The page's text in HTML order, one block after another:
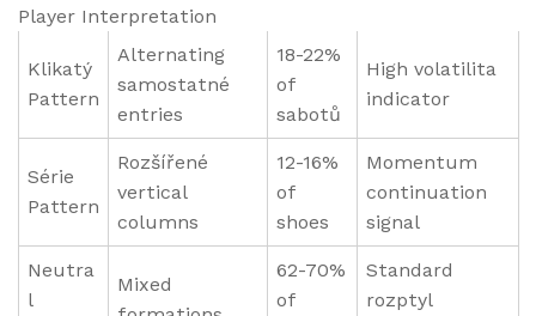
Player Interpretation
Klikatý
Pattern
Alternating
samostatné
entries
18-22%
of
sabotů
High volatilita
indicator
Série
Pattern
Rozšířené
vertical
columns
12-16%
of
shoes
Momentum
continuation
signal
Neutra
l
Mixed
62-70%
of
Standard
rozptyl